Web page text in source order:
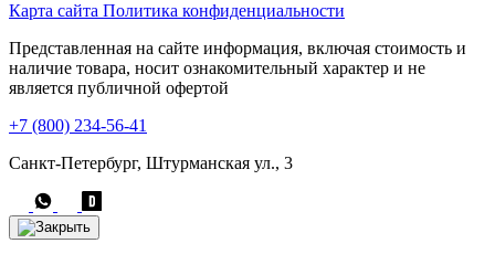
Карта сайта Политика конфиденциальности
Представленная на сайте информация, включая стоимость и
наличие товара, носит ознакомительный характер и не
является публичной офертой
+7 (800) 234-56-41
Санкт-Петербург, Штурманская ул., 3